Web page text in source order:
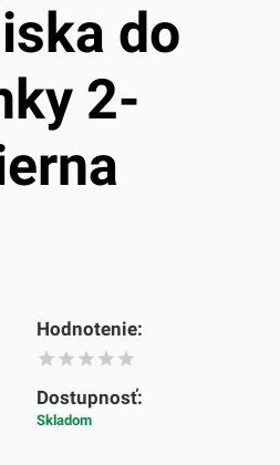
do
2-
Hodnotenie:
Dostupnosť:
Skladom